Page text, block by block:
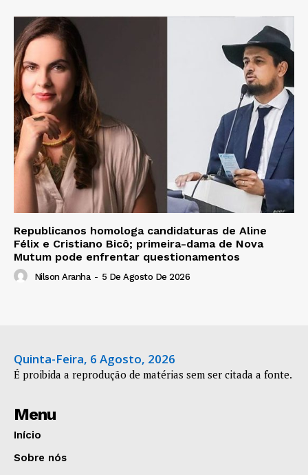
Republicanos homologa candidaturas de Aline
Félix e Cristiano Bicô; primeira-dama de Nova
Mutum pode enfrentar questionamentos
Nilson Aranha - 5 De Agosto De 2026
Quinta-Feira, 6 Agosto, 2026
É proibida a reprodução de matérias sem ser citada a fonte.
Menu
Início
Sobre nós